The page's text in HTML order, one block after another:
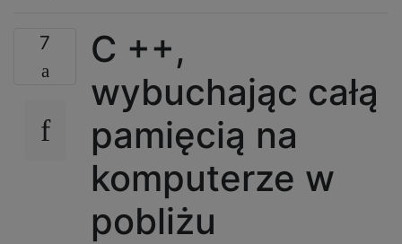
7
C ++,
wybuchając całą
pamięcią na
komputerze w
pobliżu